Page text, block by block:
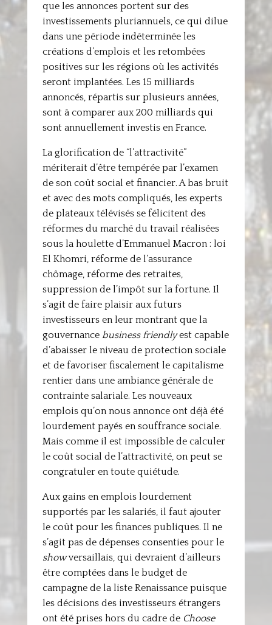
que les annonces portent sur des
investissements pluriannuels, ce qui dilue
dans une période indéterminée les
créations d’emplois et les retombées
positives sur les régions où les activités
seront implantées. Les 15 milliards
annoncés, répartis sur plusieurs années,
sont à comparer aux 200 milliards qui
sont annuellement investis en France.
La glorification de “l’attractivité”
mériterait d’être tempérée par l’examen
de son coût social et financier. A bas bruit
et avec des mots compliqués, les experts
de plateaux télévisés se félicitent des
réformes du marché du travail réalisées
sous la houlette d’Emmanuel Macron : loi
El Khomri, réforme de l’assurance
chômage, réforme des retraites,
suppression de l’impôt sur la fortune. Il
s’agit de faire plaisir aux futurs
investisseurs en leur montrant que la
gouvernance business friendlyest capable
d’abaisser le niveau de protection sociale
et de favoriser fiscalement le capitalisme
rentier dans une ambiance générale de
contrainte salariale. Les nouveaux
emplois qu’on nous annonce ont déjà été
lourdement payés en souffrance sociale.
Mais comme il est impossible de calculer
le coût social de l’attractivité, on peut se
congratuler en toute quiétude.
Aux gains en emplois lourdement
supportés par les salariés, il faut ajouter
le coût pour les finances publiques. Il ne
s’agit pas de dépenses consenties pour le
showversaillais, qui devraient d’ailleurs
être comptées dans le budget de
campagne de la liste Renaissance puisque
les décisions des investisseurs étrangers
ont été prises hors du cadre de Choose